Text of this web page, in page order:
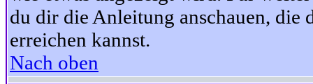
du dir die Anleitung anschauen, die
erreichen kannst.
Nach oben